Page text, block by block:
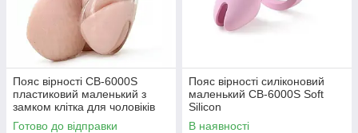
Пояс вірності CB-6000S
пластиковий маленький з
замком клітка для чоловіків
Готово до відправки
Пояс вірності силіконовий
маленький CB-6000S Soft
Silicon
В наявності